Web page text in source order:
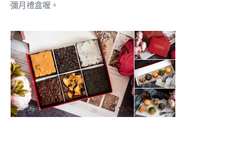
彌月禮盒喔。